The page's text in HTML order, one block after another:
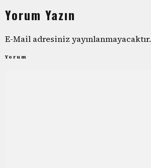
Yorum Yazın
E-Mail adresiniz yayınlanmayacaktır.
Yorum